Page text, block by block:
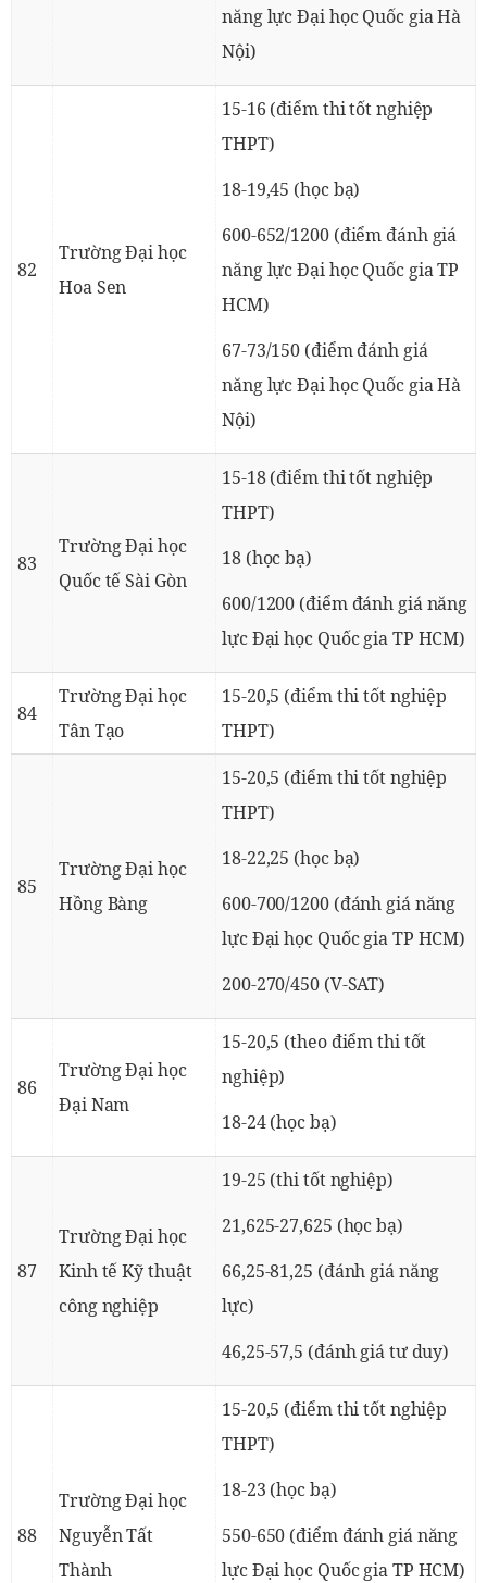
năng lực Đại học Quốc gia Hà
Nội)
82
Trường Đại học
Hoa Sen
15-16 (điểm thi tốt nghiệp
THPT)
18-19,45 (học bạ)
600-652/1200 (điểm đánh giá
năng lực Đại học Quốc gia TP
HCM)
67-73/150 (điểm đánh giá
năng lực Đại học Quốc gia Hà
Nội)
83
Trường Đại học
Quốc tế Sài Gòn
15-18 (điểm thi tốt nghiệp
THPT)
18 (học bạ)
600/1200 (điểm đánh giá năng
lực Đại học Quốc gia TP HCM)
84
Trường Đại học
Tân Tạo
15-20,5 (điểm thi tốt nghiệp
THPT)
85
Trường Đại học
Hồng Bàng
15-20,5 (điểm thi tốt nghiệp
THPT)
18-22,25 (học bạ)
600-700/1200 (đánh giá năng
lực Đại học Quốc gia TP HCM)
200-270/450 (V-SAT)
86
Trường Đại học
Đại Nam
15-20,5 (theo điểm thi tốt
nghiệp)
18-24 (học bạ)
87
Trường Đại học
Kinh tế Kỹ thuật
công nghiệp
19-25 (thi tốt nghiệp)
21,625-27,625 (học bạ)
66,25-81,25 (đánh giá năng
lực)
46,25-57,5 (đánh giá tư duy)
88
Trường Đại học
Nguyễn Tất
Thành
15-20,5 (điểm thi tốt nghiệp
THPT)
18-23 (học bạ)
550-650 (điểm đánh giá năng
lực Đại học Quốc gia TP HCM)